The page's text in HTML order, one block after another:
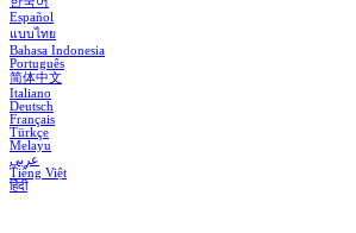
Español
แบบไทย
Bahasa Indonesia
Português
简体中文
Italiano
Deutsch
Français
Türkçe
Melayu
عربي
Tiếng Việt
हिंदी